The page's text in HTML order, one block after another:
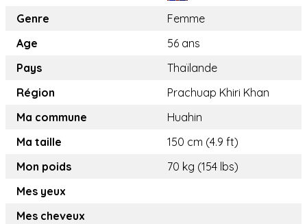
Genre
Femme
Age
56 ans
Pays
Thaïlande
Région
Prachuap Khiri Khan
Ma commune
Huahin
Ma taille
150 cm (4.9 ft)
Mon poids
70 kg (154 lbs)
Mes yeux
Mes cheveux